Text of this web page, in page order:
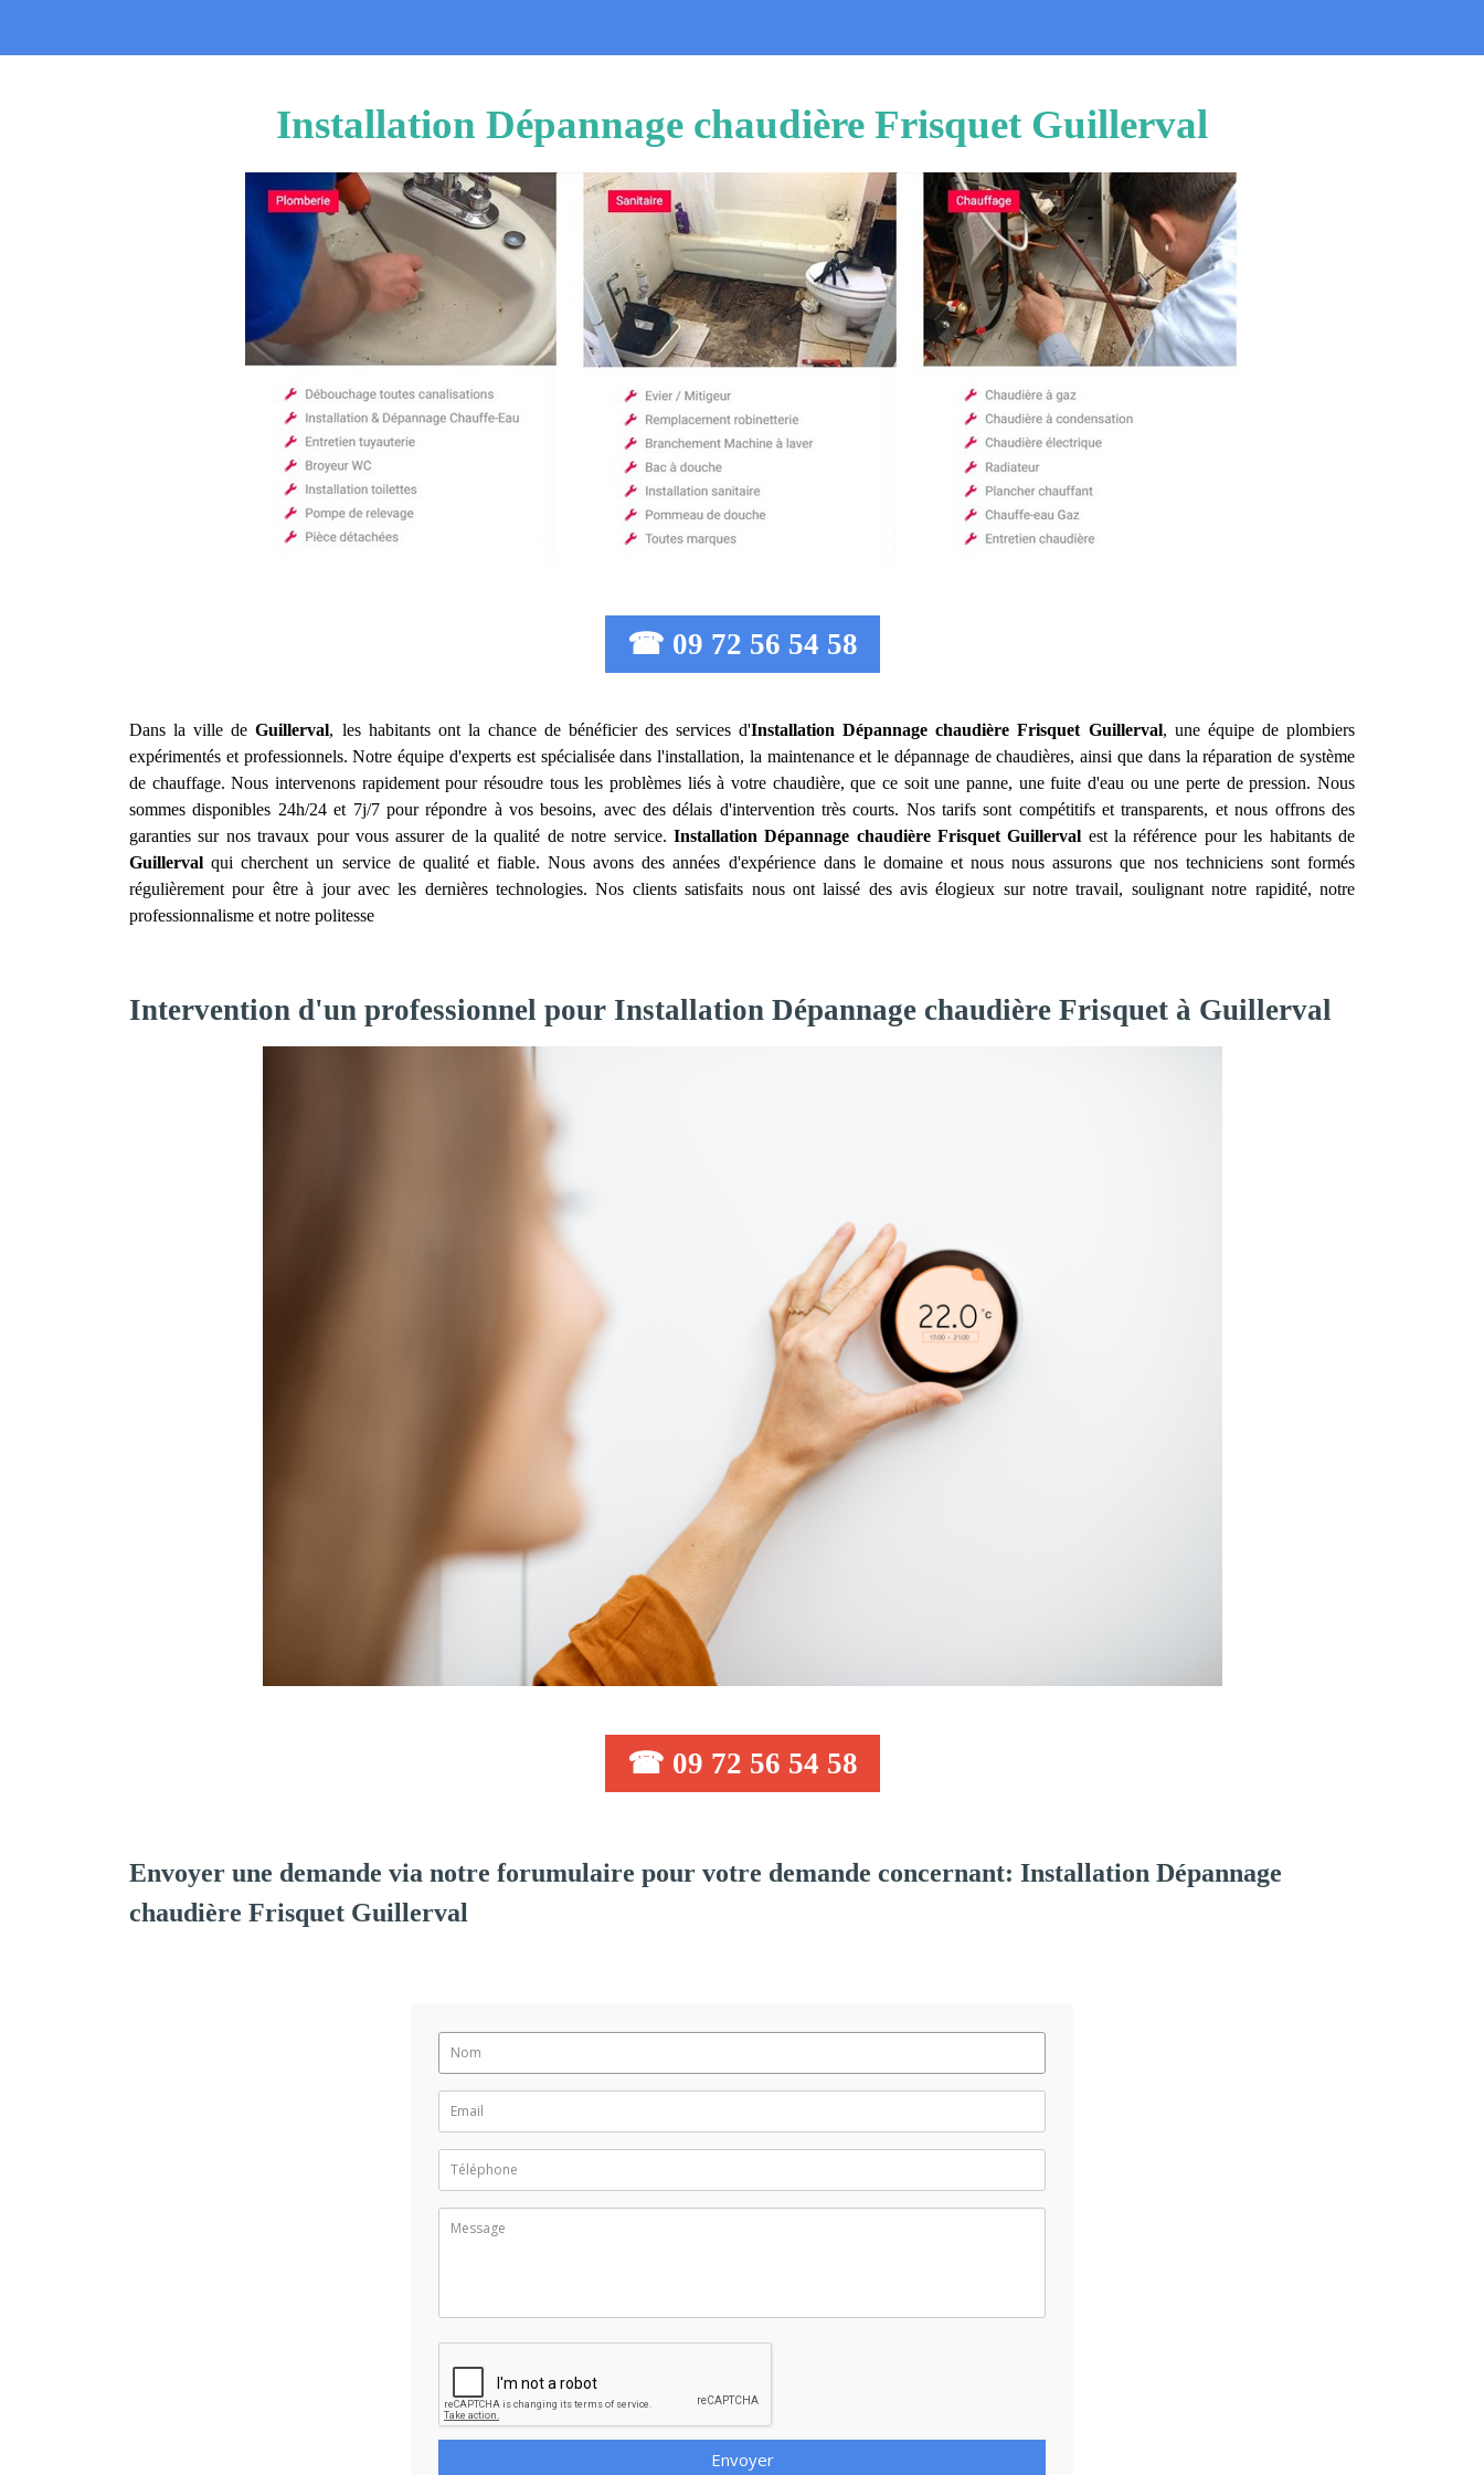
Installation Dépannage chaudière Frisquet Guillerval
☎ 09 72 56 54 58
Dans la ville deGuillerval, les habitants ont la chance de bénéficier des services d'Installation Dépannage chaudière Frisquet Guillerval, une équipe de plombiers
expérimentés et professionnels. Notre équipe d'experts est spécialisée dans l'installation, la maintenance et le dépannage de chaudières, ainsi que dans la réparation de système
de chauffage. Nous intervenons rapidement pour résoudre tous les problèmes liés à votre chaudière, que ce soit une panne, une fuite d'eau ou une perte de pression. Nous
sommes disponibles 24h/24 et 7j/7 pour répondre à vos besoins, avec des délais d'intervention très courts. Nos tarifs sont compétitifs et transparents, et nous offrons des
garanties sur nos travaux pour vous assurer de la qualité de notre service. Installation Dépannage chaudière Frisquet Guillerval est la référence pour les habitants de
Guillerval qui cherchent un service de qualité et fiable. Nous avons des années d'expérience dans le domaine et nous nous assurons que nos techniciens sont formés
régulièrement pour être à jour avec les dernières technologies. Nos clients satisfaits nous ont laissé des avis élogieux sur notre travail, soulignant notre rapidité, notre
professionnalisme et notre politesse
Intervention d'un professionnel pour Installation Dépannage chaudière Frisquet à Guillerval
☎ 09 72 56 54 58
Envoyer une demande via notre forumulaire pour votre demande concernant: Installation Dépannage
chaudière Frisquet Guillerval
Envoyer